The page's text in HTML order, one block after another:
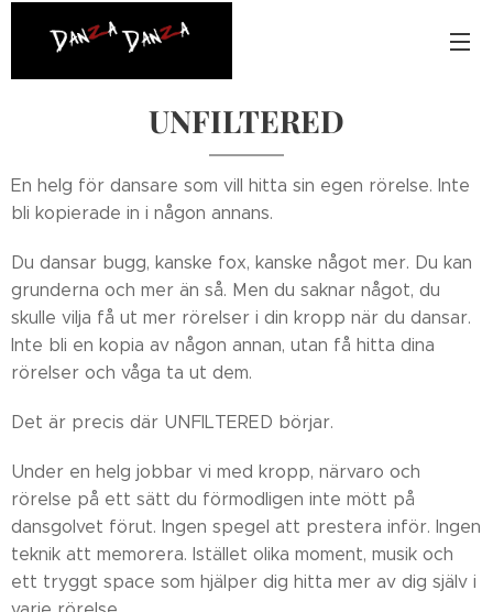
UNFILTERED
En helg för dansare som vill hitta sin egen rörelse. Inte
bli kopierade in i någon annans.
Du dansar bugg, kanske fox, kanske något mer. Du kan
grunderna och mer än så. Men du saknar något, du
skulle vilja få ut mer rörelser i din kropp när du dansar.
Inte bli en kopia av någon annan, utan få hitta dina
rörelser och våga ta ut dem.
Det är precis där UNFILTERED börjar.
Under en helg jobbar vi med kropp, närvaro och
rörelse på ett sätt du förmodligen inte mött på
dansgolvet förut. Ingen spegel att prestera inför. Ingen
teknik att memorera. Istället olika moment, musik och
ett tryggt space som hjälper dig hitta mer av dig själv i